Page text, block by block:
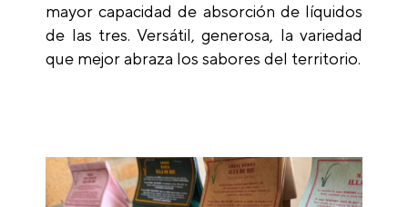
mayor capacidad de absorción de líquidos
de las tres. Versátil, generosa, la variedad
que mejor abraza los sabores del territorio.